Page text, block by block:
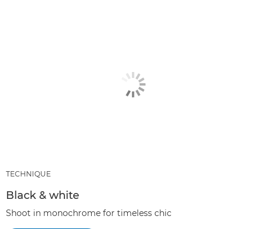
TECHNIQUE
Black & white
Shoot in monochrome for timeless chic